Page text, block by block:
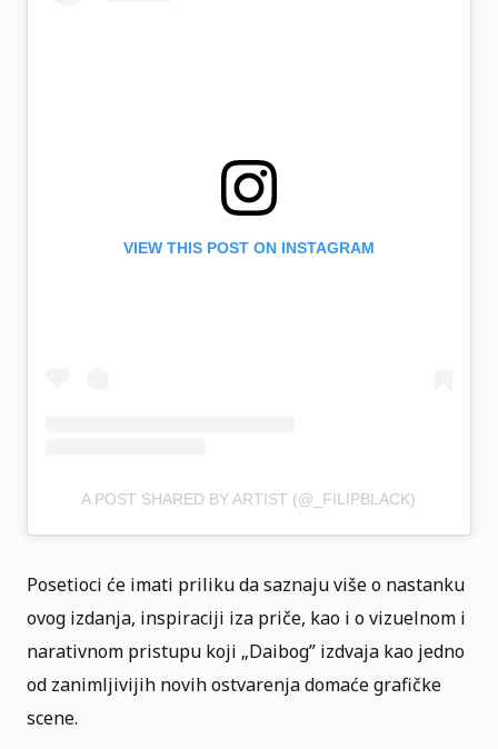
VIEW THIS POST ON INSTAGRAM
A POST SHARED BY ARTIST (@_FILIPBLACK)
Posetioci će imati priliku da saznaju više o nastanku
ovog izdanja, inspiraciji iza priče, kao i o vizuelnom i
narativnom pristupu koji „Daibog” izdvaja kao jedno
od zanimljivijih novih ostvarenja domaće grafičke
scene.